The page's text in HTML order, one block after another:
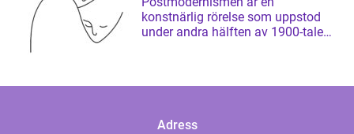
konstnärlig rörelse som uppstod
under andra hälften av 1900-talet
Adress